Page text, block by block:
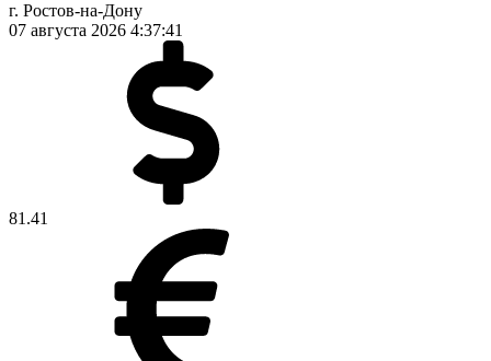
г. Ростов-на-Дону
07 августа 2026 4:37:42
81.41